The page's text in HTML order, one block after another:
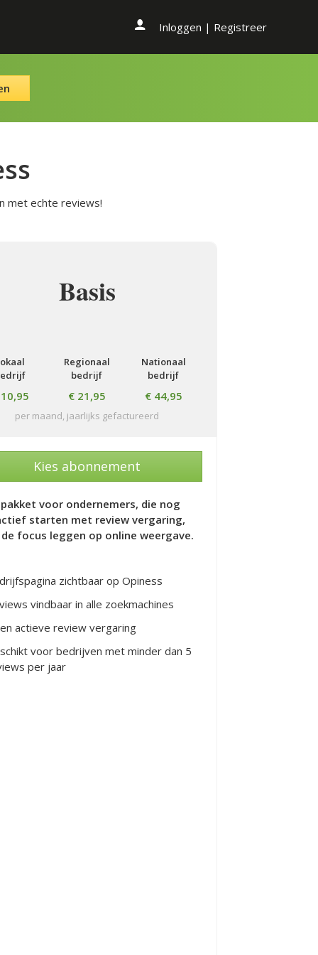
Inloggen | Registreer
met echte reviews!
Basis
Regionaal
bedrijf
Nationaal
bedrijf
€ 21,95 € 44,95
per maand, jaarlijks gefactureerd
Kies abonnement
voor ondernemers, die nog
starten met review vergaring,
focus leggen op online weergave.
zichtbaar op Opiness
vindbaar in alle zoekmachines
actieve review vergaring
voor bedrijven met minder dan 5
per jaar